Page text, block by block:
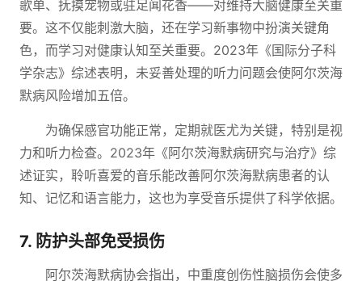
歌单、抚摸宠物或驻足闻花香——对维持大脑健康至关重
要。这不仅能刺激大脑，还在学习新事物中扮演关键角
色，而学习对健康认知至关重要。2023年《国际分子科
学杂志》综述表明，未妥善处理的听力问题会使阿尔茨海
默病风险增加五倍。
为确保感官功能正常，定期就医尤为关键，特别是视
力和听力检查。2023年《阿尔茨海默病研究与治疗》综
述证实，聆听喜爱的音乐能改善阿尔茨海默病患者的认
知、记忆和语言能力，这也为享受音乐提供了科学依据。
7. 防护头部免受损伤
阿尔茨海默病协会指出，中重度创伤性脑损伤会使多